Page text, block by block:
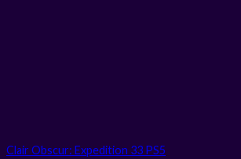
Clair Obscur: Expedition 33 PS5